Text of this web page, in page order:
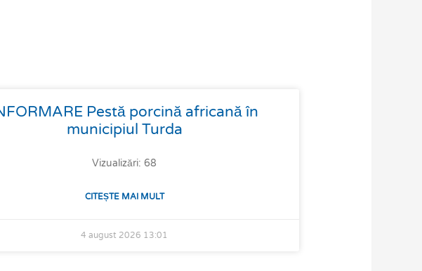
Pestă porcină africană în
municipiul Turda
Vizualizări: 68
CITEȘTE MAI MULT
4 august 2026 13:01